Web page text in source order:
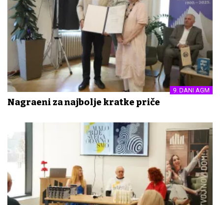
9. DANI AGM
Nagrađeni za najbolje kratke priče